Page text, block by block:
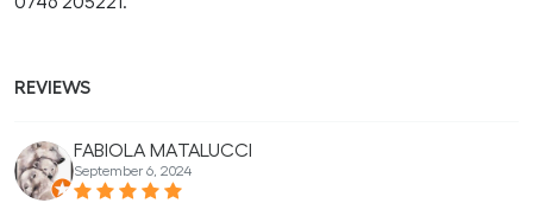
REVIEWS
FABIOLA MATALUCCI
September 6, 2024